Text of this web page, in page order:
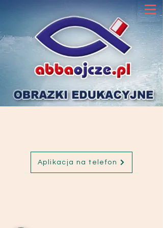
Aplikacja na telefon